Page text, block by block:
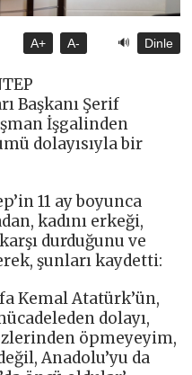
A+ A- 🔊 Dinle
Başkanı Şerif
İşgalinden
dolayısıyla bir
11 ay boyunca
kadını erkeği,
durduğunu ve
şunları kaydetti:
Kemal Atatürk’ün,
dolayı,
öpmeyeyim,
Anadolu’yu da